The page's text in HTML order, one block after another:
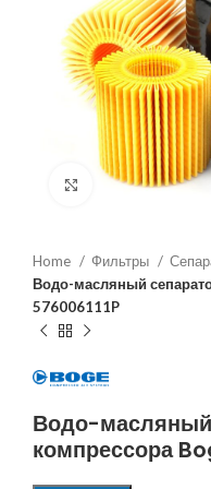
Увеличить
Home Фильтры
Водо-масляный
576006111P
Водо-масляный
компрессора